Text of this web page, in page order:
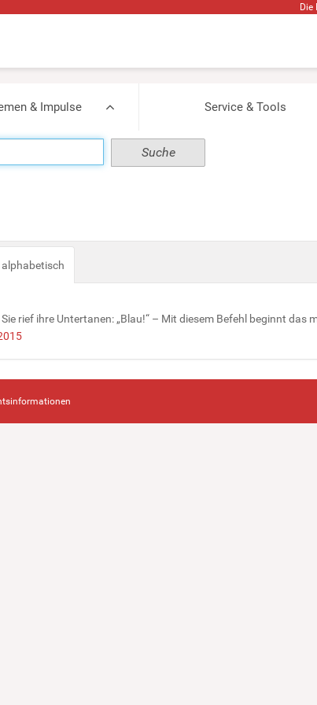
Die
& Impulse Service & Tools
alphabetisch
rief ihre Untertanen: „Blau!“ – Mit diesem Befehl beginnt das